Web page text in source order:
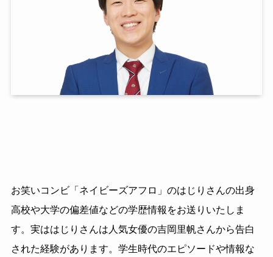
お笑いコンビ「ネイビーズアフロ」のはじりさんの出身
高校や大学の偏差値などの学歴情報をお送りいたしま
す。実ははじりさんは人気女優の吉岡里帆さんから告白
された経験があります。学生時代のエピソードや情報な